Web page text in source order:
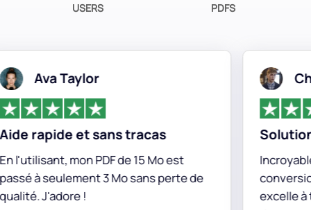
USERS PDFS
Ava Taylor
rapide et sans tracas
mon PDF de 15 Mo est
à seulement 3 Mo sans perte de
J'adore !
Solution
conversion
excelle à